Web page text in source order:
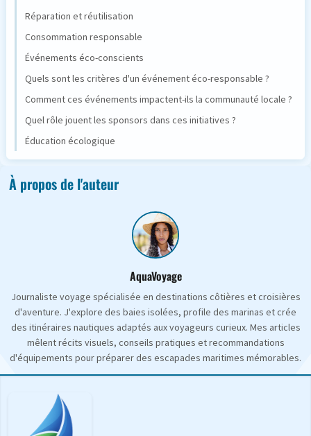
Réparation et réutilisation
Consommation responsable
Événements éco-conscients
Quels sont les critères d'un événement éco-responsable ?
Comment ces événements impactent-ils la communauté locale ?
Quel rôle jouent les sponsors dans ces initiatives ?
Éducation écologique
À propos de l'auteur
AquaVoyage
Journaliste voyage spécialisée en destinations côtières et croisières
d'aventure. J'explore des baies isolées, profile des marinas et crée
des itinéraires nautiques adaptés aux voyageurs curieux. Mes articles
mêlent récits visuels, conseils pratiques et recommandations
d'équipements pour préparer des escapades maritimes mémorables.